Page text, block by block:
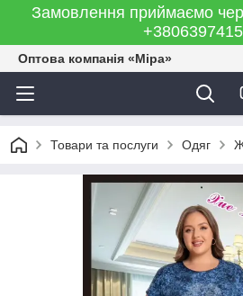
Замовлення приймаємо
Оптова компанія «Міра»
Товари та послуги Одяг